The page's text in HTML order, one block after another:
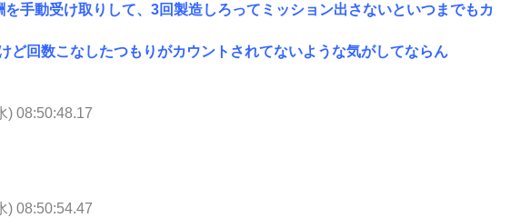
手動受け取りして、3回製造しろってミッション出さないといつまでもカ
ど回数こなしたつもりがカウントされてないような気がしてならん
) 08:50:48.17
) 08:50:54.47